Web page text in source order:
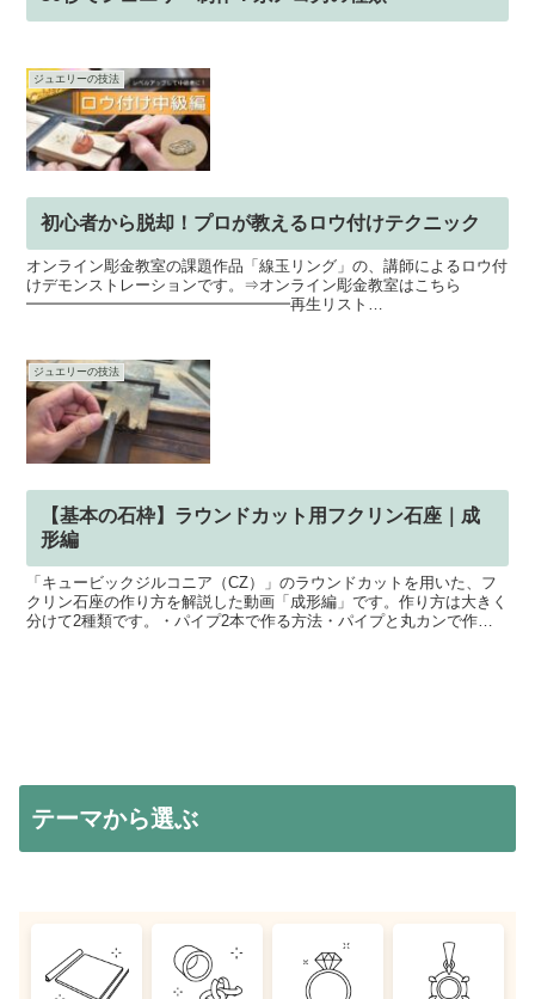
ジュエリーの技法
初心者から脱却！プロが教えるロウ付けテクニック
オンライン彫金教室の課題作品「線玉リング」の、講師によるロウ付
けデモンストレーションです。⇒オンライン彫金教室はこちら
━━━━━━━━━━━━━━━━━再生リスト
ジュエリーの技法
【基本の石枠】ラウンドカット用フクリン石座｜成
形編
「キュービックジルコニア（CZ）」のラウンドカットを用いた、フ
クリン石座の作り方を解説した動画「成形編」です。作り方は大きく
分けて2種類です。・パイプ2本で作る方法・パイプと丸カンで作る
テーマから選ぶ